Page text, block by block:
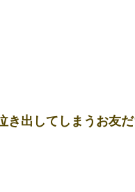
き出してしまうお友